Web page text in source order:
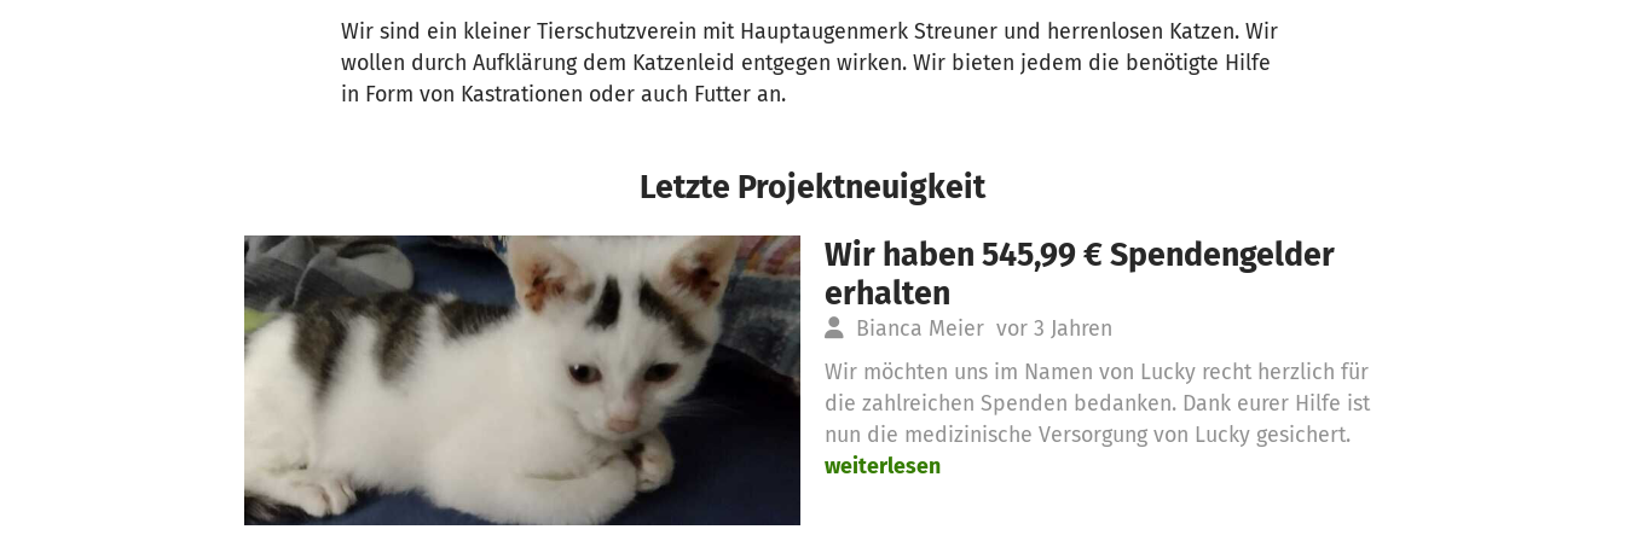
Wir sind ein kleiner Tierschutzverein mit Hauptaugenmerk Streuner und herrenlosen Katzen. Wir
wollen durch Aufklärung dem Katzenleid entgegen wirken. Wir bieten jedem die benötigte Hilfe
in Form von Kastrationen oder auch Futter an.
Letzte Projektneuigkeit
Wir haben 545,99 € Spendengelder
erhalten
Bianca Meier vor 3 Jahren
Wir möchten uns im Namen von Lucky recht herzlich für
die zahlreichen Spenden bedanken. Dank eurer Hilfe ist
nun die medizinische Versorgung von Lucky gesichert.
weiterlesen